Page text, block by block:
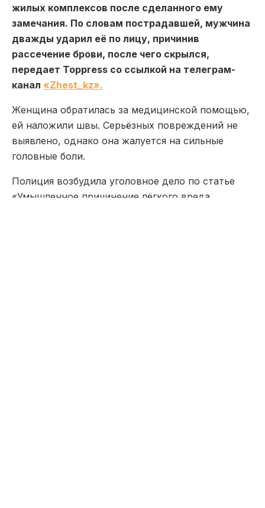
жилых комплексов после сделанного ему
замечания. По словам пострадавшей, мужчина
дважды ударил её по лицу, причинив
рассечение брови, после чего скрылся,
передает Toppress со ссылкой на телеграм-
канал «Zhest_kz».
Женщина обратилась за медицинской помощью,
ей наложили швы. Серьёзных повреждений не
выявлено, однако она жалуется на сильные
головные боли.
Полиция возбудила уголовное дело по статье
«Умышленное причинение лёгкого вреда